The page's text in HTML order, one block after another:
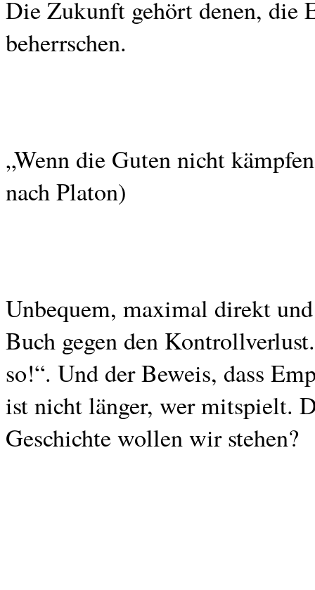
Die Zukunft gehört denen, die
beherrschen.
„Wenn die Guten nicht
nach Platon)
Unbequem, maximal direkt
Buch gegen den
so!“. Und der Beweis, dass
ist nicht länger, wer mitspielt.
Geschichte wollen wir stehen?